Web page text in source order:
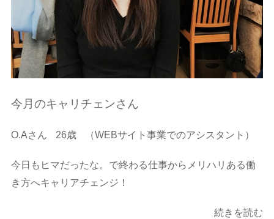
今月のキャリチェンさん
O.Aさん 26歳 （WEBサイト事業でのアシスタント）
今日もヒマだったな。で終わる仕事からメリハリある働
き方へキャリアチェンジ！
続きを読む